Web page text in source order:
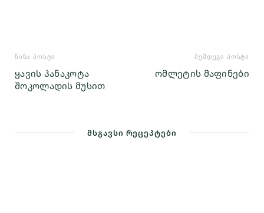
ᲬᲘᲜᲐ ᲞᲝᲡᲢᲘ
ყავის პანაკოტა
შოკოლადის მუსით
ᲨᲔᲛᲓᲔᲒᲘ ᲞᲝᲡᲢᲘ
ომლეტის მაფინები
ᲛᲡᲒᲐᲕᲡᲘ ᲠᲔᲪᲔᲞᲢᲔᲑᲘ